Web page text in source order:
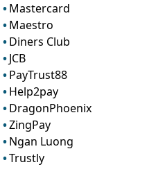
Mastercard
Maestro
Diners Club
JCB
PayTrust88
Help2pay
DragonPhoenix
ZingPay
Ngan Luong
Trustly